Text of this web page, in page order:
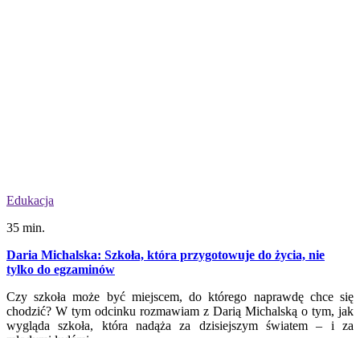
Edukacja
35 min.
Daria Michalska: Szkoła, która przygotowuje do życia, nie
tylko do egzaminów
Czy szkoła może być miejscem, do którego naprawdę chce się
chodzić? W tym odcinku rozmawiam z Darią Michalską o tym, jak
wygląda szkoła, która nadąża za dzisiejszym światem – i za